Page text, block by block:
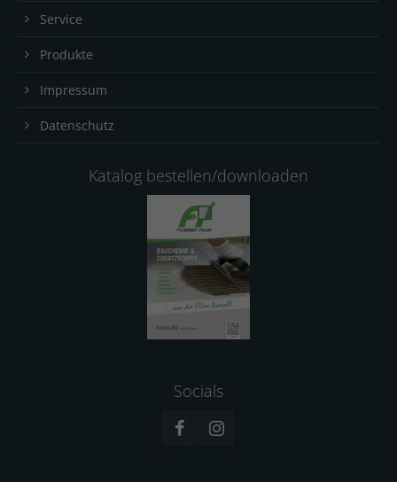
Service
Produkte
Impressum
Datenschutz
Katalog bestellen/downloaden
Socials